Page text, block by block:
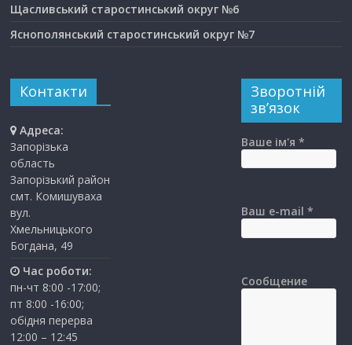
Щасливський старостинський округ №6
Яснополянський старостинський округ №7
Контакти
Адреса:
Запорізька
область
Запорізький район
смт. Комишуваха
вул.
Хмельницького
Богдана, 49
Час роботи:
пн-чт 8:00 -17:00;
пт 8:00 -16:00;
обідня перерва
12:00 – 12:45
Зворотній
зв’язок
Ваше ім'я *
Ваш e-mail *
Сообщение